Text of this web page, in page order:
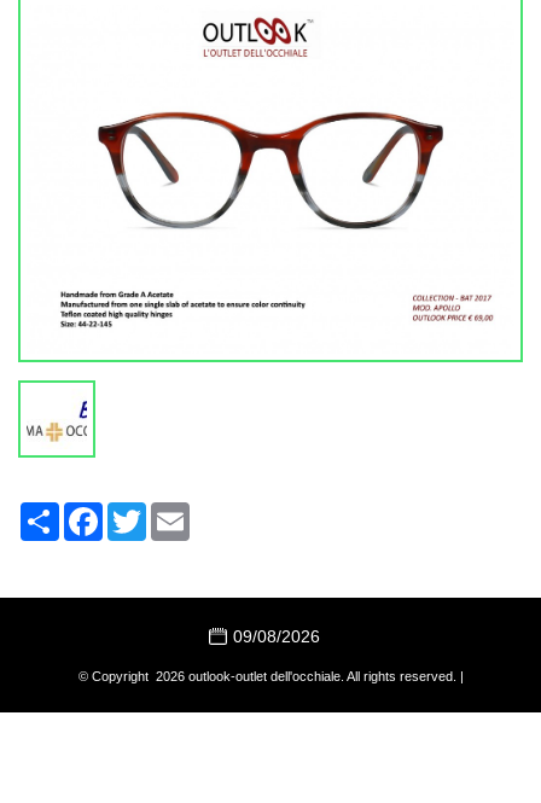
Share Facebook
Twitter
09/08/2026
© Copyright 2026 outlook-outlet dell'occhiale. All rights reserved. |